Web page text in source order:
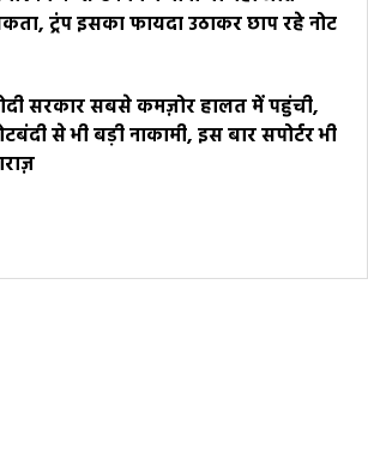
ट्रंप इसका फायदा उठाकर छाप रहे नोट
सरकार सबसे कमज़ोर हालत में पहुंची,
से भी बड़ी नाकामी, इस बार सपोर्टर भी